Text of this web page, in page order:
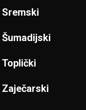
Sremski
Šumadijski
Toplički
Zaječarski